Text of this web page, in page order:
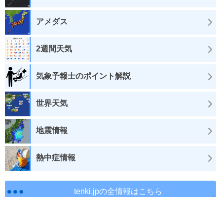
アメダス
2週間天気
気象予報士のポイント解説
世界天気
地震情報
熱中症情報
tenki.jpの全情報はこちら